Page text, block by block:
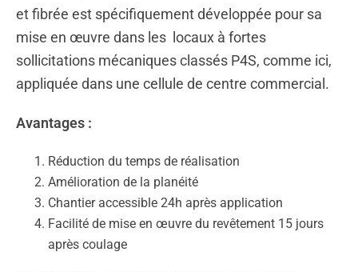
et fibrée est spécifiquement développée pour sa
mise en œuvre dans les locaux à fortes
sollicitations mécaniques classés P4S, comme ici,
appliquée dans une cellule de centre commercial.
Avantages :
Réduction du temps de réalisation
Amélioration de la planéité
Chantier accessible 24h après application
Facilité de mise en œuvre du revêtement 15 jours
après coulage